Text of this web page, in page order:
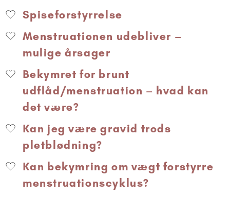
Spiseforstyrrelse
Menstruationen udebliver –
mulige årsager
Bekymret for brunt
udflåd/menstruation – hvad kan
det være?
Kan jeg være gravid trods
pletblødning?
Kan bekymring om vægt forstyrre
menstruationscyklus?